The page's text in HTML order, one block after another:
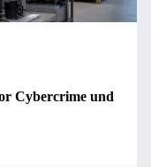
Cybercrime und